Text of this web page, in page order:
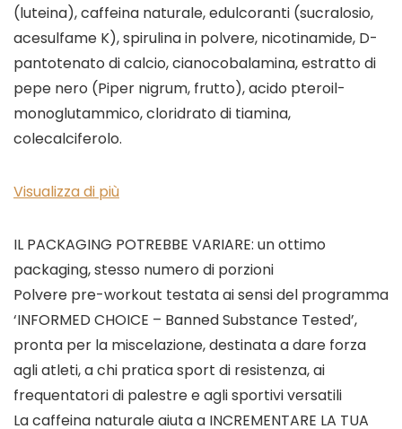
(luteina), caffeina naturale, edulcoranti (sucralosio,
acesulfame K), spirulina in polvere, nicotinamide, D-
pantotenato di calcio, cianocobalamina, estratto di
pepe nero (Piper nigrum, frutto), acido pteroil-
monoglutammico, cloridrato di tiamina,
colecalciferolo.
Visualizza di più
IL PACKAGING POTREBBE VARIARE: un ottimo
packaging, stesso numero di porzioni
Polvere pre-workout testata ai sensi del programma
‘INFORMED CHOICE – Banned Substance Tested’,
pronta per la miscelazione, destinata a dare forza
agli atleti, a chi pratica sport di resistenza, ai
frequentatori di palestre e agli sportivi versatili
La caffeina naturale aiuta a INCREMENTARE LA TUA